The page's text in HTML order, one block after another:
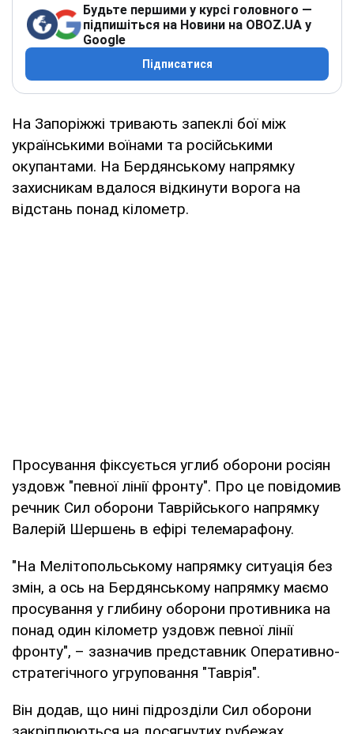
Будьте першими у курсі головного —
підпишіться на Новини на OBOZ.UA у
Google
Підписатися
На Запоріжжі тривають запеклі бої між
українськими воїнами та російськими
окупантами. На Бердянському напрямку
захисникам вдалося відкинути ворога на
відстань понад кілометр.
Просування фіксується углиб оборони росіян
уздовж "певної лінії фронту". Про це повідомив
речник Сил оборони Таврійського напрямку
Валерій Шершень в ефірі телемарафону.
"На Мелітопольському напрямку ситуація без
змін, а ось на Бердянському напрямку маємо
просування у глибину оборони противника на
понад один кілометр уздовж певної лінії
фронту", – зазначив представник Оперативно-
стратегічного угруповання "Таврія".
Він додав, що нині підрозділи Сил оборони